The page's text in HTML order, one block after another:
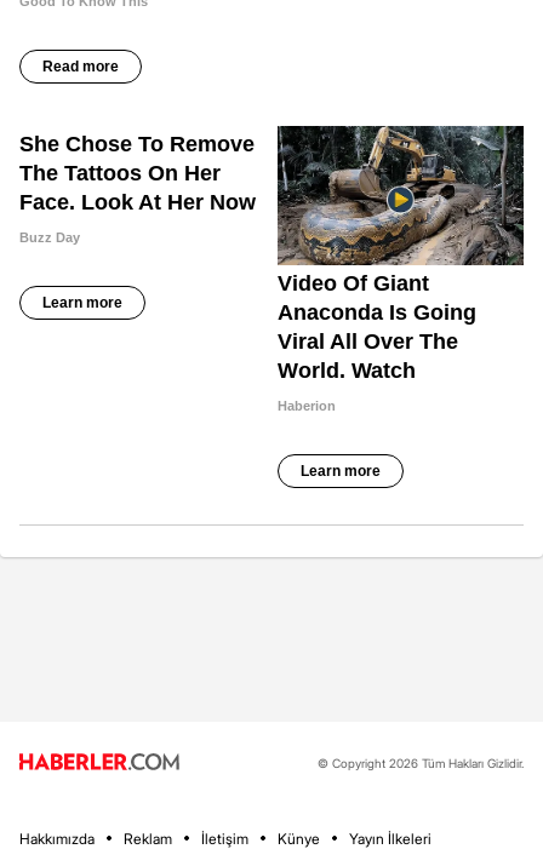
© Copyright 2026 Tüm Hakları Gizlidir.
Hakkımızda Reklam İletişim Künye Yayın İlkeleri